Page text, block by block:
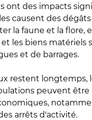
ont des impacts
causent des
la faune et la flore,
les biens matériels
et de barrages.
restent longtemps,
peuvent
arrêts d'activité.